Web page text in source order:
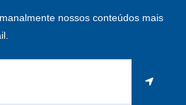
nossos conteúdos mais